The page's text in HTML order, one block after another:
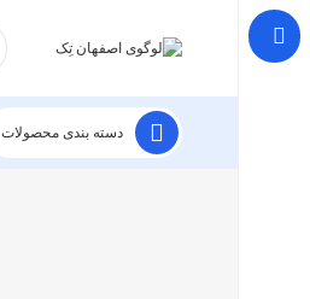
دسته بندی محصولات